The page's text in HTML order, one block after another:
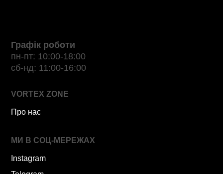
Графік роботи
пн-пт: 10:00-18:00
сб-нд: 11:00-16:00
VORTEX ZONE
Про нас
МИ В СОЦ-МЕРЕЖАХ
Instagram